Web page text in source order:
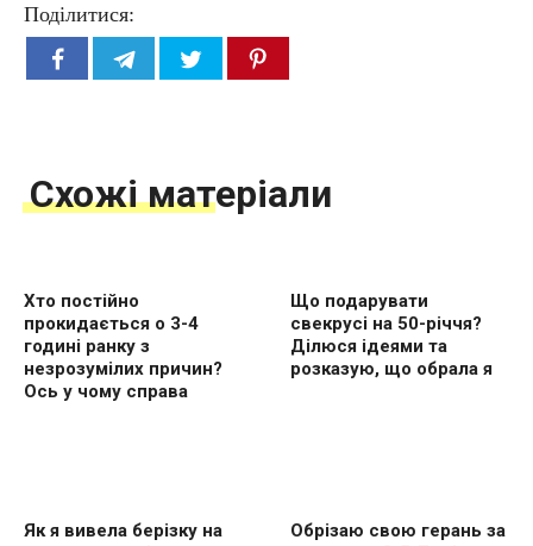
Поділитися:
Схожі матеріали
Хто постійно
прокидається о 3-4
годині ранку з
незрозумілих причин?
Ось у чому справа
Що подарувати
свекрусі на 50-річчя?
Ділюся ідеями та
розказую, що обрала я
Як я вивела берізку на
Обрізаю свою герань за